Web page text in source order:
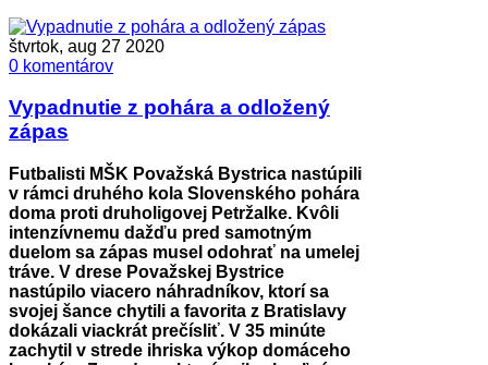
štvrtok, aug 27 2020
0 komentárov
Vypadnutie z pohára a odložený
zápas
Futbalisti MŠK Považská Bystrica nastúpili
v rámci druhého kola Slovenského pohára
doma proti druholigovej Petržalke. Kvôli
intenzívnemu dažďu pred samotným
duelom sa zápas musel odohrať na umelej
tráve. V drese Považskej Bystrice
nastúpilo viacero náhradníkov, ktorí sa
svojej šance chytili a favorita z Bratislavy
dokázali viackrát prečísliť. V 35 minúte
zachytil v strede ihriska výkop domáceho